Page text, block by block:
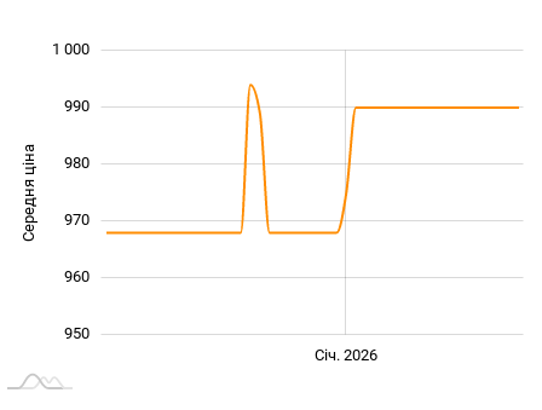
Середня ціна
950
960
970
980
990
1 000
Січ. 2026